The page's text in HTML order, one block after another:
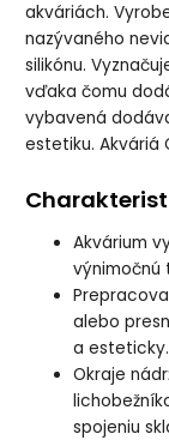
akváriách.
nazývaného
silikónu.
vďaka čomu
vybavená
estetiku. Akváriá
Akvárium
výnimočnú
alebo
a esteticky.
Okraje
spojeniu